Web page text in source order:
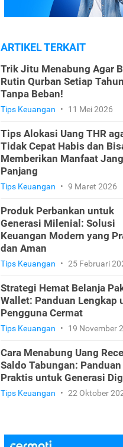
ARTIKEL TERKAIT
Trik Jitu Menabung Agar
Rutin Qurban Setiap
Tanpa Beban!
Tips Keuangan • 11 Mei 2026
Tips Alokasi Uang THR
Tidak Cepat Habis dan
Memberikan Manfaat
Panjang
Tips Keuangan • 9 Maret 2026
Produk Perbankan untuk
Generasi Milenial: Solusi
Keuangan Modern yang
dan Aman
Tips Keuangan • 25 Februari
Strategi Hemat Belanja
Wallet: Panduan Lengkap
Pengguna Cermat
Tips Keuangan • 19 November
Cara Menabung Uang
Saldo Tabungan: Panduan
Praktis untuk Generasi
Tips Keuangan • 22 Oktober